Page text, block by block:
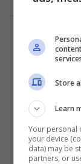
Store
Learn
Your personal
your device
data) may be
partners, or